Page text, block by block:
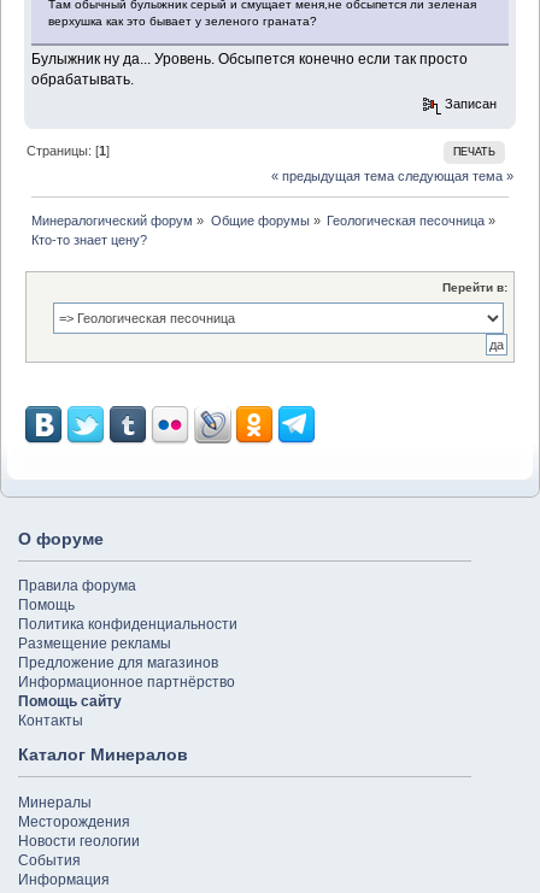
Там обычный булыжник серый и смущает меня,не обсыпется ли зеленая
верхушка как это бывает у зеленого граната?
Булыжник ну да... Уровень. Обсыпется конечно если так просто
обрабатывать.
Записан
ПЕЧАТЬ
Страницы: [1]
« предыдущая тема следующая тема »
Минералогический форум » Общие форумы» Геологическая песочница»
Кто-то знает цену?
Перейти в:
О форуме
Правила форума
Помощь
Политика конфиденциальности
Размещение рекламы
Предложение для магазинов
Информационное партнёрство
Помощь сайту
Контакты
Каталог Минералов
Минералы
Месторождения
Новости геологии
События
Информация